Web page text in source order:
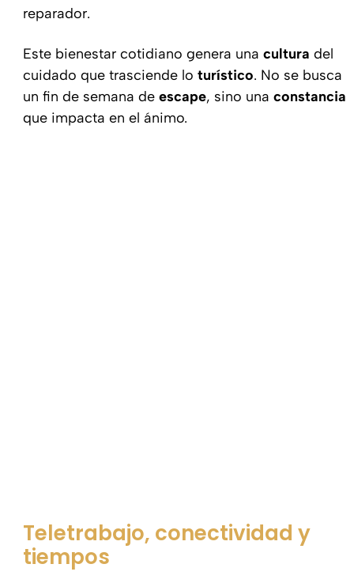
reparador.
Este bienestar cotidiano genera una cultura del
cuidado que trasciende lo turístico. No se busca
un fin de semana de escape, sino una constancia
que impacta en el ánimo.
Teletrabajo, conectividad y
tiempos